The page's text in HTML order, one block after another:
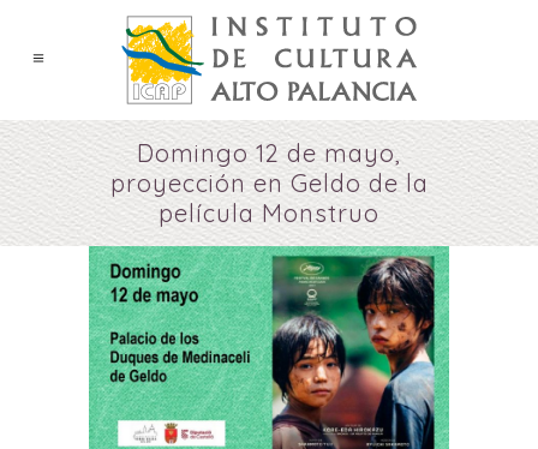
Domingo 12 de mayo,
proyección en Geldo de la
película Monstruo